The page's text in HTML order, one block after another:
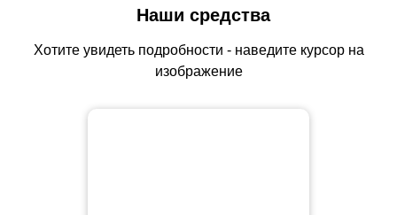
Наши средства
Хотите увидеть подробности - наведите курсор на
изображение